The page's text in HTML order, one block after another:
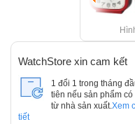
WatchStore xin cam kết
1 đổi 1 trong tháng
tiên nếu sản phẩm có
từ nhà sản xuất. Xem
tiết